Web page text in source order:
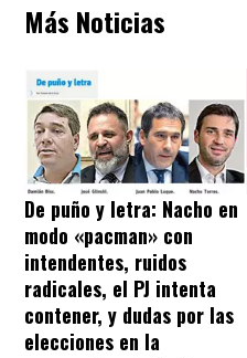
Más Noticias
De puño y letra: Nacho en
modo «pacman» con
intendentes, ruidos
radicales, el PJ intenta
contener, y dudas por las
elecciones en la